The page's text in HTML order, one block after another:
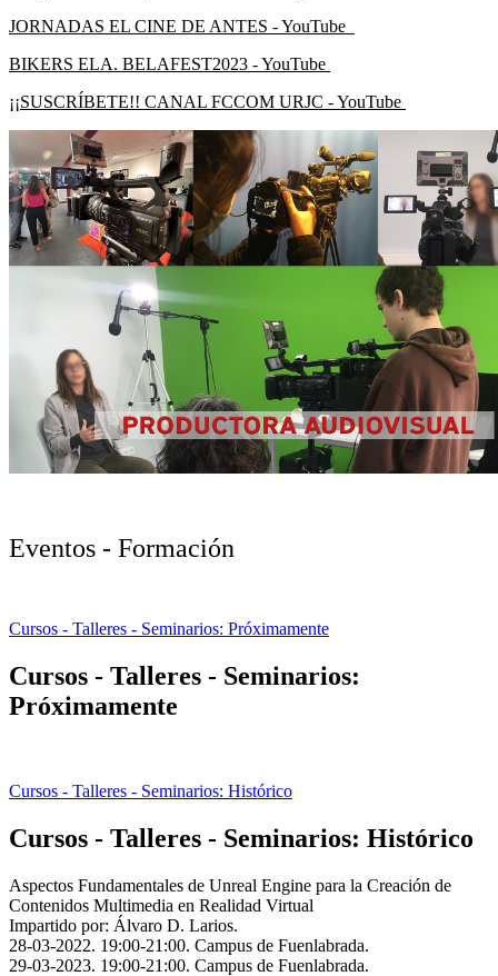
JORNADAS EL CINE DE ANTES - YouTube
BIKERS ELA. BELAFEST2023 - YouTube
¡¡SUSCRÍBETE!! CANAL FCCOM URJC - YouTube
Eventos - Formación
Cursos - Talleres - Seminarios: Próximamente
Cursos - Talleres - Seminarios:
Próximamente
Cursos - Talleres - Seminarios: Histórico
Cursos - Talleres - Seminarios: Histórico
Aspectos Fundamentales de Unreal Engine para la Creación de
Contenidos Multimedia en Realidad Virtual
Impartido por: Álvaro D. Larios.
28-03-2022. 19:00-21:00. Campus de Fuenlabrada.
29-03-2023. 19:00-21:00. Campus de Fuenlabrada.